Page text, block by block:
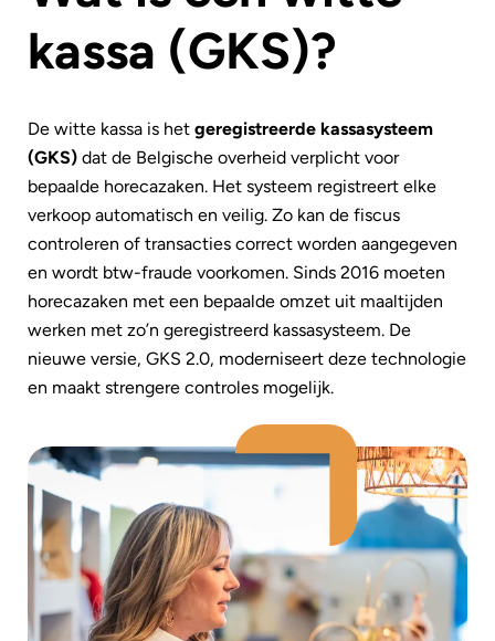
kassa (GKS)?
De witte kassa is het geregistreerde kassasysteem
(GKS) dat de Belgische overheid verplicht voor
bepaalde horecazaken. Het systeem registreert elke
verkoop automatisch en veilig. Zo kan de fiscus
controleren of transacties correct worden aangegeven
en wordt btw-fraude voorkomen. Sinds 2016 moeten
horecazaken met een bepaalde omzet uit maaltijden
werken met zo’n geregistreerd kassasysteem. De
nieuwe versie, GKS 2.0, moderniseert deze technologie
en maakt strengere controles mogelijk.